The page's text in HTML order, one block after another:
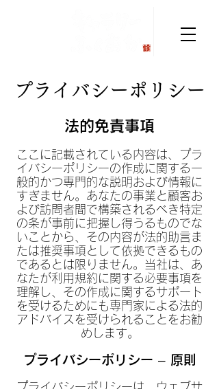
プライバシーポリシー
法的免責事項
ここに記載されている内容は、プラ
イバシーポリシーの作成に関する一
般的かつ専門的な説明および情報に
すぎません。あなたの事業と顧客お
よび訪問者間で構築されるべき特定
の条が事前に把握し得うるものでな
いことから、その内容が法的助言ま
たは推奨事項として依拠できるもの
であるとは限りません。当社は、あ
なたが利用規約に関する必要事項を
理解し、その作成に関するサポート
を受けるためにも専門家による法的
アドバイスを受けられることをお勧
めします。
プライバシーポリシー – 原則
プライバシーポリシーは、ウェブサ